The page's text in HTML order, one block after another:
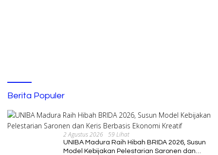
Berita Populer
2 Agustus 2026 59 Lihat
UNIBA Madura Raih Hibah BRIDA 2026, Susun
Model Kebijakan Pelestarian Saronen dan